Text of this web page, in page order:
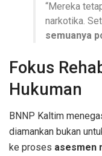
“Mereka
narkotika.
semuanya
Fokus
Hukuman
BNNP Kaltim
diamankan bukan
ke proses asesmen